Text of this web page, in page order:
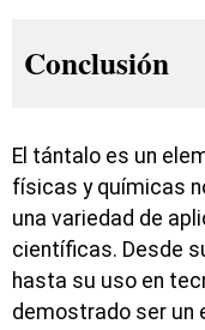
Conclusión
El tántalo es un
físicas y químicas
una variedad de
científicas. Desde
hasta su uso en
demostrado ser un